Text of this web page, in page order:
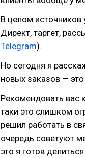
В целом источников
Директ, таргет,
Telegram).
Но сегодня я
новых заказов —
Рекомендовать вас
таки это слишком
решил работать в
очередь советуют
это я готов